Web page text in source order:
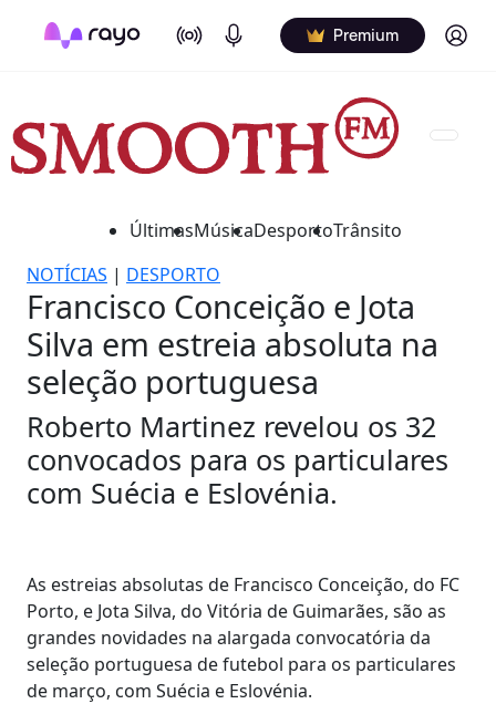
On Air Podcasts Premium Log in
ÚltimasMúsicaDesportoTrânsito
NOTÍCIAS | DESPORTO
Francisco Conceição e Jota
Silva em estreia absoluta na
seleção portuguesa
Roberto Martinez revelou os 32
convocados para os particulares
com Suécia e Eslovénia.
As estreias absolutas de Francisco Conceição, do FC
Porto, e Jota Silva, do Vitória de Guimarães, são as
grandes novidades na alargada convocatória da
seleção portuguesa de futebol para os particulares
de março, com Suécia e Eslovénia.